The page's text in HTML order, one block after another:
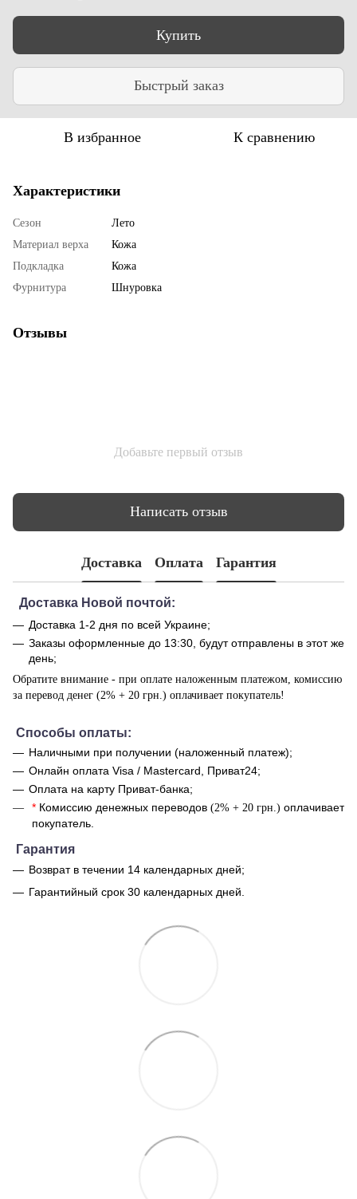
Купить
Быстрый заказ
В избранное К сравнению
Характеристики
Сезон
Лето
Материал верха
Кожа
Подкладка
Кожа
Фурнитура
Шнуровка
Отзывы
Добавьте первый отзыв
Написать отзыв
Доставка Оплата Гарантия
Доставка Новой почтой:
Доставка 1-2 дня по всей Украине;
Заказы оформленные до 13:30, будут отправлены в этот же
день;
Обратите внимание - при оплате наложенным платежом, комиссию
за перевод денег (2% + 20 грн.) оплачивает покупатель!
Способы оплаты:
Наличными при получении (наложенный платеж);
Онлайн оплата Visa / Mastercard, Приват24;
Оплата на карту Приват-банка;
* Комиссию денежных переводов (2% + 20 грн.) оплачивает
покупатель.
Гарантия
Возврат в течении 14 календарных дней;
Гарантийный срок 30 календарных дней.